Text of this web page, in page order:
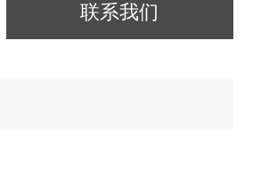
联系我们